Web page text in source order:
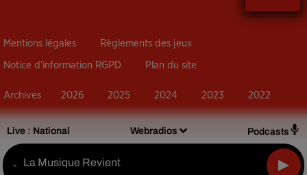
Live : National Webradios Podcasts
- La Musique Revient
Mentions légales Règlements des jeux
Notice d’information RGPD Plan du site
Archives 2026 2025 2024 2023 2022